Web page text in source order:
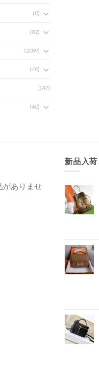
(0)
(82)
(2089)
(40)
(147)
(60)
がありませ
新品入荷